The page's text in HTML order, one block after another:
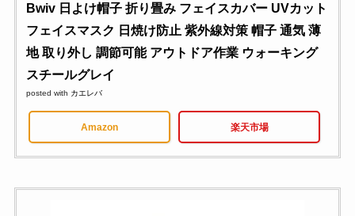
Bwiv 日よけ帽子 折り畳み フェイスカバー UVカット
フェイスマスク 日焼け防止 紫外線対策 帽子 通気 薄
地 取り外し 調節可能 アウトドア作業 ウォーキング
スチールグレイ
posted with カエレバ
Amazon 楽天市場